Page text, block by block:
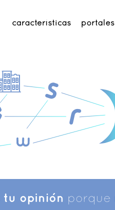
características portales
tu opinión porque